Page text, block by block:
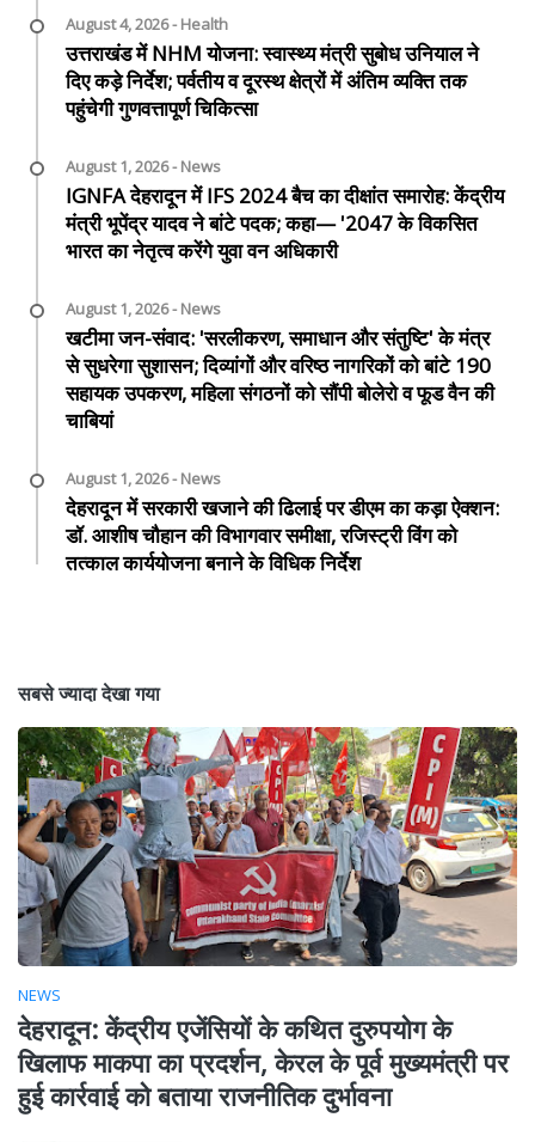
August 4, 2026 - Health
उत्तराखंड में NHM योजना: स्वास्थ्य मंत्री सुबोध उनियाल ने
दिए कड़े निर्देश; पर्वतीय व दूरस्थ क्षेत्रों में अंतिम व्यक्ति तक
पहुंचेगी गुणवत्तापूर्ण चिकित्सा
August 1, 2026 - News
IGNFA देहरादून में IFS 2024 बैच का दीक्षांत समारोह: केंद्रीय
मंत्री भूपेंद्र यादव ने बांटे पदक; कहा— '2047 के विकसित
भारत का नेतृत्व करेंगे युवा वन अधिकारी
August 1, 2026 - News
खटीमा जन-संवाद: 'सरलीकरण, समाधान और संतुष्टि' के मंत्र
से सुधरेगा सुशासन; दिव्यांगों और वरिष्ठ नागरिकों को बांटे 190
सहायक उपकरण, महिला संगठनों को सौंपी बोलेरो व फूड वैन की
चाबियां
August 1, 2026 - News
देहरादून में सरकारी खजाने की ढिलाई पर डीएम का कड़ा ऐक्शन:
डॉ. आशीष चौहान की विभागवार समीक्षा, रजिस्ट्री विंग को
तत्काल कार्ययोजना बनाने के विधिक निर्देश
सबसे ज्यादा देखा गया
NEWS
देहरादून: केंद्रीय एजेंसियों के कथित दुरुपयोग के
खिलाफ माकपा का प्रदर्शन, केरल के पूर्व मुख्यमंत्री पर
हुई कार्रवाई को बताया राजनीतिक दुर्भावना